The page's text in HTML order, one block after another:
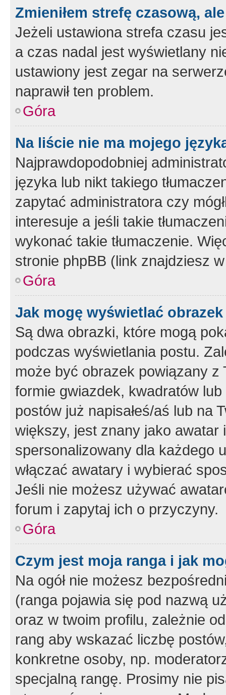
Zmieniłem strefę czasową,
Jeżeli ustawiona strefa czasu
a czas nadal jest wyświetlany
ustawiony jest zegar na
naprawił ten problem.
Góra
Na liście nie ma mojego
Najprawdopodobniej
języka lub nikt takiego
zapytać administratora czy
interesuje a jeśli takie
wykonać takie tłumaczenie.
stronie phpBB (link znajdziesz
Góra
Jak mogę wyświetlać
Są dwa obrazki, które mogą
podczas wyświetlania postu.
może być obrazek powiązany z
formie gwiazdek, kwadratów
postów już napisałeś/aś lub na
większy, jest znany jako
spersonalizowany dla każdego
włączać awatary i wybierać
Jeśli nie możesz używać
forum i zapytaj ich o przyczyny.
Góra
Czym jest moja ranga i jak
Na ogół nie możesz
(ranga pojawia się pod nazwą
oraz w twoim profilu, zależnie
rang aby wskazać liczbę
konkretne osoby, np.
specjalną rangę. Prosimy nie